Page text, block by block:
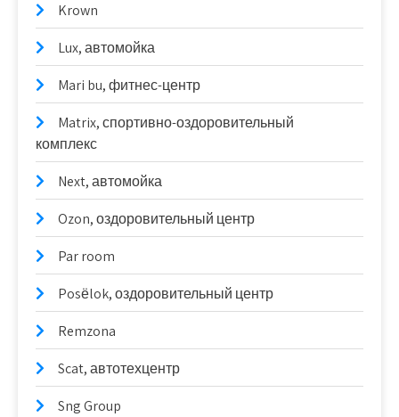
Krown
Lux, автомойка
Mari bu, фитнес-центр
Matrix, спортивно-оздоровительный
комплекс
Next, автомойка
Ozon, оздоровительный центр
Par room
Posёlok, оздоровительный центр
Remzona
Scat, автотехцентр
Sng Group